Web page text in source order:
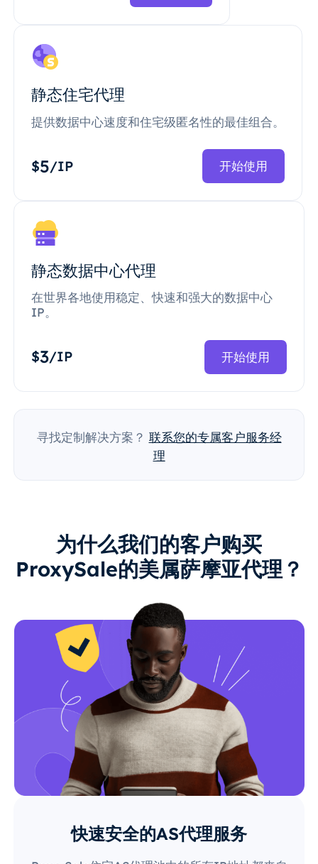
静态住宅代理
提供数据中心速度和住宅级匿名性的最佳组合。
$5/IP 开始使用
静态数据中心代理
在世界各地使用稳定、快速和强大的数据中心
IP。
$3/IP 开始使用
寻找定制解决方案？ 联系您的专属客户服务经
理
为什么我们的客户购买
ProxySale的美属萨摩亚代理？
快速安全的AS代理服务